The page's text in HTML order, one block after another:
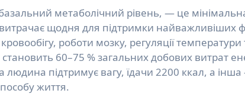
щодня для підтримки найважливіших
роботи мозку, регуляції
60–75 % загальних добових витрат
людина підтримує вагу, їдачи 2200 ккал, а
життя.